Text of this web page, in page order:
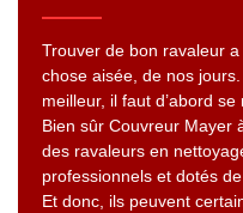
Trouver de bon ravaleur
chose aisée, de nos
meilleur, il faut d’abord
Bien sûr Couvreur Mayer
des ravaleurs en
professionnels et dotés
Et donc, ils peuvent